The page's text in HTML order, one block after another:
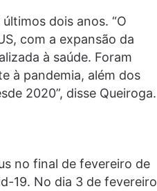
dois anos. “O
com a expansão da
à saúde. Foram
à pandemia, além dos
2020”, disse Queiroga.
no final de fevereiro de
19. No dia 3 de fevereiro